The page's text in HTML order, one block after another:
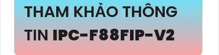
THAM KHẢO THÔNG
TINIPC-F88FIP-V2